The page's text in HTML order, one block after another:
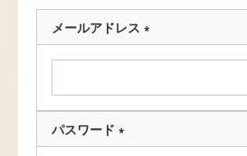
メールアドレス
須
)
パスワード